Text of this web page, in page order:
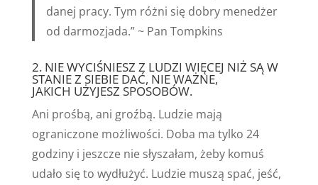
danej pracy. Tym różni się dobry menedżer
od darmozjada.” ~ Pan Tompkins
2. NIE WYCIŚNIESZ Z LUDZI WIĘCEJ NIŻ SĄ W
STANIE Z SIEBIE DAĆ, NIE WAŻNE,
JAKICH UŻYJESZ SPOSOBÓW.
Ani prośbą, ani groźbą. Ludzie mają
ograniczone możliwości. Doba ma tylko 24
godziny i jeszcze nie słyszałam, żeby komuś
udało się to wydłużyć. Ludzie muszą spać, jeść,